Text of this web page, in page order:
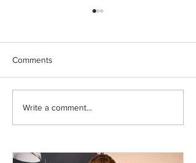
Ευρυδίκη Βαλαβάνη: Η
δημόσια εξομολόγηση
Μόργκαν – «Τα όνειρα
Comments
Write a comment...